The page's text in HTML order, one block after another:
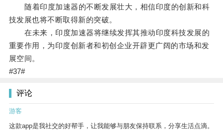
随着印度加速器的不断发展壮大，相信印度的创新和科
技发展也将不断取得新的突破。
在未来，印度加速器将继续发挥其推动印度科技发展的
重要作用，为印度创新者和初创企业开辟更广阔的市场和发
展空间。
#37#
评论
游客
这款app是我社交的好帮手，让我能够与朋友保持联系，分享生活点滴。